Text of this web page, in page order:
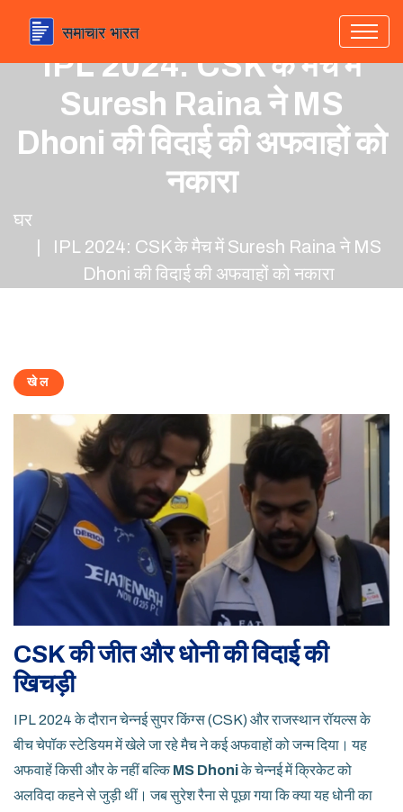
IPL 2024: CSK के मैच में
Suresh Raina ने MS
Dhoni की विदाई की अफवाहों को
नकारा
घर
IPL 2024: CSK के मैच में Suresh Raina ने MS
Dhoni की विदाई की अफवाहों को नकारा
खेल
CSK की जीत और धोनी की विदाई की
खिचड़ी
IPL 2024 के दौरान चेन्नई सुपर किंग्स (CSK) और राजस्थान रॉयल्स के
बीच चेपॉक स्टेडियम में खेले जा रहे मैच ने कई अफवाहों को जन्म दिया। यह
अफवाहें किसी और के नहीं बल्किMS Dhoniके चेन्नई में क्रिकेट को
अलविदा कहने से जुड़ी थीं। जब सुरेश रैना से पूछा गया कि क्या यह धोनी का